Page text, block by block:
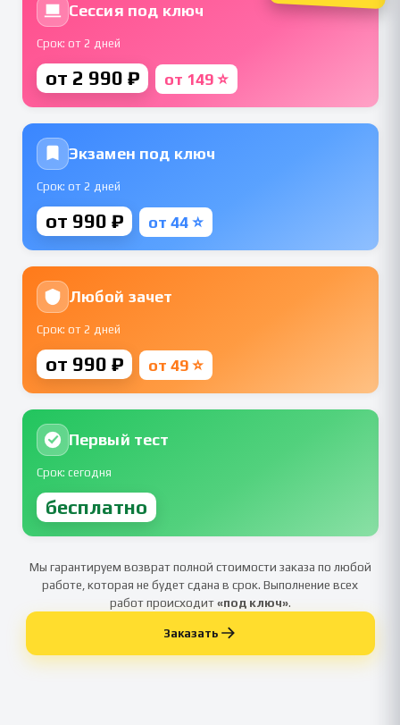
Сессия под ключ
Срок: от 2 дней
от 2 990 ₽ от 149 ⭐
Экзамен под ключ
Срок: от 2 дней
от 990 ₽ от 44 ⭐
Любой зачет
Срок: от 2 дней
от 990 ₽ от 49 ⭐
Первый тест
Срок: сегодня
бесплатно
Мы гарантируем возврат полной стоимости заказа по любой
работе, которая не будет сдана в срок. Выполнение всех
работ происходит«под ключ».
Заказать